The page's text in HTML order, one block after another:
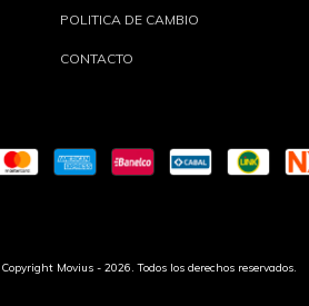
POLITICA DE CAMBIO
CONTACTO
Copyright Movius - 2026. Todos los derechos reservados.